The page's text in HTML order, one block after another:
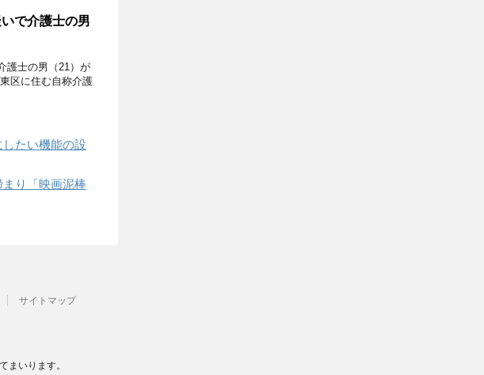
で介護士の男
護士の男（21）が
区に住む自称介護
したい機能の設
り「映画泥棒
サイトマップ
まいります。